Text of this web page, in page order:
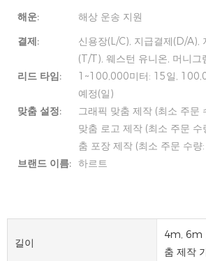
해운:
해상 운송 지원
결제:
신용장(L/C), 지급결제(D/A),
(T/T), 웨스턴 유니온, 머니그
리드 타임:
1~100,000미터: 15일,
예정(일)
맞춤 설정:
그래픽 맞춤 제작 (최소 주문
맞춤 로고 제작 (최소 주문
춤 포장 제작 (최소 주문 수
브랜드 이름: 하르트
길이
4m, 6m
춤 제작